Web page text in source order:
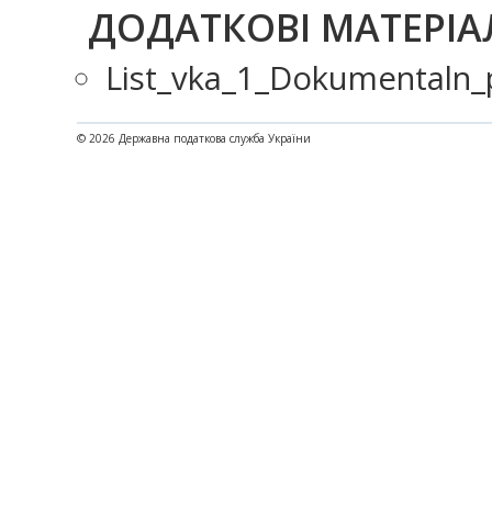
ДОДАТКОВІ
© 2026 Державна податкова служба України